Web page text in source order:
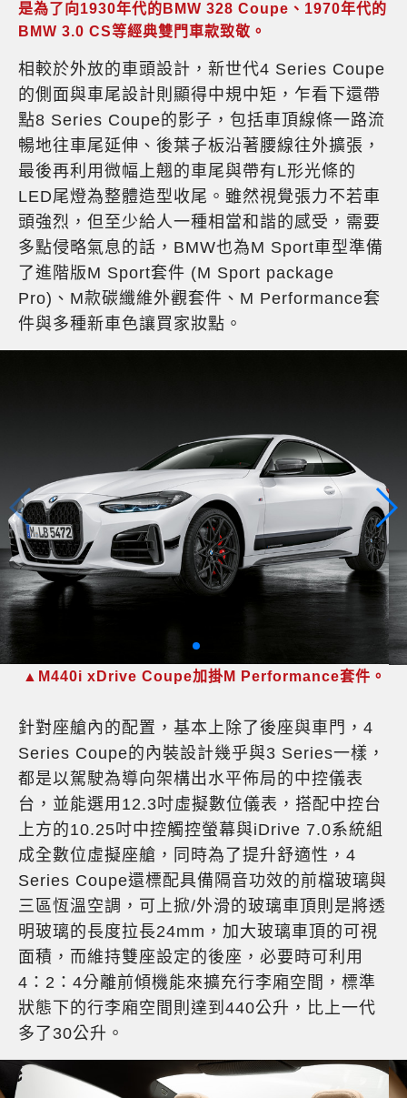
是為了向1930年代的BMW 328 Coupe、1970年代的
BMW 3.0 CS等經典雙門車款致敬。
相較於外放的車頭設計，新世代4 Series Coupe
的側面與車尾設計則顯得中規中矩，乍看下還帶
點8 Series Coupe的影子，包括車頂線條一路流
暢地往車尾延伸、後葉子板沿著腰線往外擴張，
最後再利用微幅上翹的車尾與帶有L形光條的
LED尾燈為整體造型收尾。雖然視覺張力不若車
頭強烈，但至少給人一種相當和諧的感受，需要
多點侵略氣息的話，BMW也為M Sport車型準備
了進階版M Sport套件 (M Sport package
Pro)、M款碳纖維外觀套件、M Performance套
件與多種新車色讓買家妝點。
▲M440i xDrive Coupe加掛M Performance套件。
針對座艙內的配置，基本上除了後座與車門，4
Series Coupe的內裝設計幾乎與3 Series一樣，
都是以駕駛為導向架構出水平佈局的中控儀表
台，並能選用12.3吋虛擬數位儀表，搭配中控台
上方的10.25吋中控觸控螢幕與iDrive 7.0系統組
成全數位虛擬座艙，同時為了提升舒適性，4
Series Coupe還標配具備隔音功效的前檔玻璃與
三區恆溫空調，可上掀/外滑的玻璃車頂則是將透
明玻璃的長度拉長24mm，加大玻璃車頂的可視
面積，而維持雙座設定的後座，必要時可利用
4：2：4分離前傾機能來擴充行李廂空間，標準
狀態下的行李廂空間則達到440公升，比上一代
多了30公升。